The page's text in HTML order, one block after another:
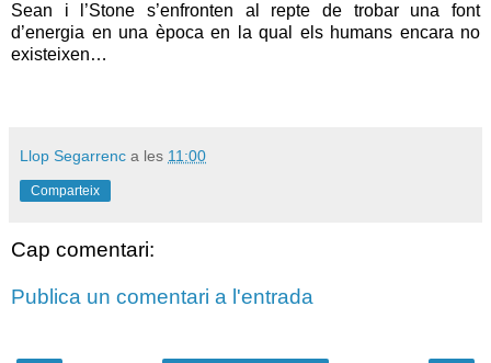
Sean i l’Stone s’enfronten al repte de trobar una font
d’energia en una època en la qual els humans encara no
existeixen…
Llop Segarrenc a les 11:00
Comparteix
Cap comentari:
Publica un comentari a l'entrada